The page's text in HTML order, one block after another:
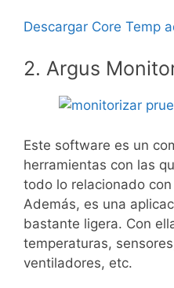
Descargar Core Temp
2. Argus
Este software es un
herramientas con las
todo lo relacionado
Además, es una
bastante ligera. Con
temperaturas,
ventiladores, etc.